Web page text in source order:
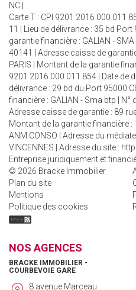
NC |
Carte T : CPI 9201 2016 000 011
11 | Lieu de délivrance : 35 bd Port
garantie financière : GALIAN -
40141 | Adresse caisse de
PARIS | Montant de la garantie
9201 2016 000 011 854 | Date de
délivrance : 29 bd du Port 95000
financière : GALIAN - Sma btp | N°
Adresse caisse de garantie : 89 rue
Montant de la garantie financière
ANM CONSO | Adresse du
VINCENNES | Adresse du site :
Entreprise juridiquement et
© 2026 Bracke Immobilier
Plan du site
Mentions
Politique des cookies
NOS AGENCES
BRACKE IMMOBILIER -
COURBEVOIE GARE
8 avenue Marceau